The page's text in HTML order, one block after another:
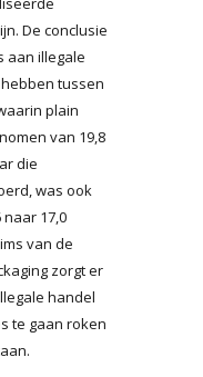
De conclusie
aan illegale
tussen
plain
van 19,8
die
was ook
17,0
van de
zorgt er
handel
te gaan roken